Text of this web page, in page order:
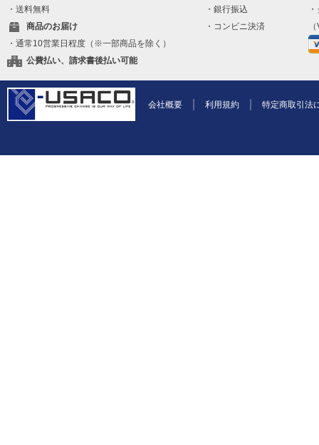
・送料無料
商品のお届け
・通常10営業日程度（※一部商品を除く）
公費払い、請求書後払い可能
・銀行振込
・コンビニ決済
会社概要 利用規約 特定商取引法